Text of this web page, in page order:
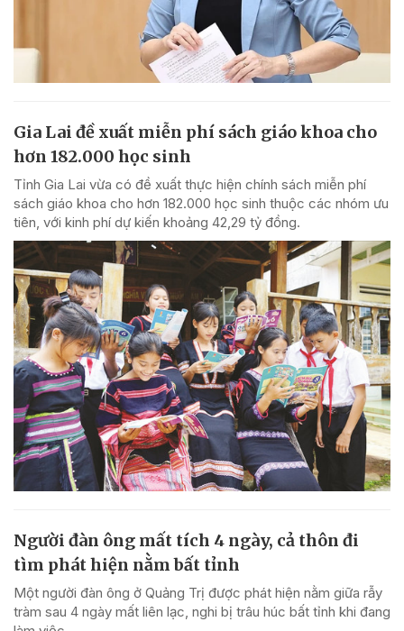
Gia Lai đề xuất miễn phí sách giáo khoa cho
hơn 182.000 học sinh
Tỉnh Gia Lai vừa có đề xuất thực hiện chính sách miễn phí
sách giáo khoa cho hơn 182.000 học sinh thuộc các nhóm ưu
tiên, với kinh phí dự kiến khoảng 42,29 tỷ đồng.
Người đàn ông mất tích 4 ngày, cả thôn đi
tìm phát hiện nằm bất tỉnh
Một người đàn ông ở Quảng Trị được phát hiện nằm giữa rẫy
tràm sau 4 ngày mất liên lạc, nghi bị trâu húc bất tỉnh khi đang